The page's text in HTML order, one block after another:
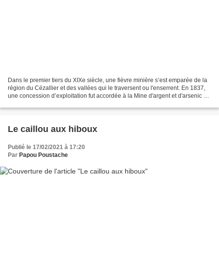
Dans le premier tiers du XIXe siècle, une fièvre minière s’est emparée de la
région du Cézallier et des vallées qui le traversent ou l'enserrent. En 1837,
une concession d’exploitation fut accordée à la Mine d'argent et d'arsenic du
Le caillou aux hiboux
Publié le 17/02/2021 à 17:20
Par Papou Poustache